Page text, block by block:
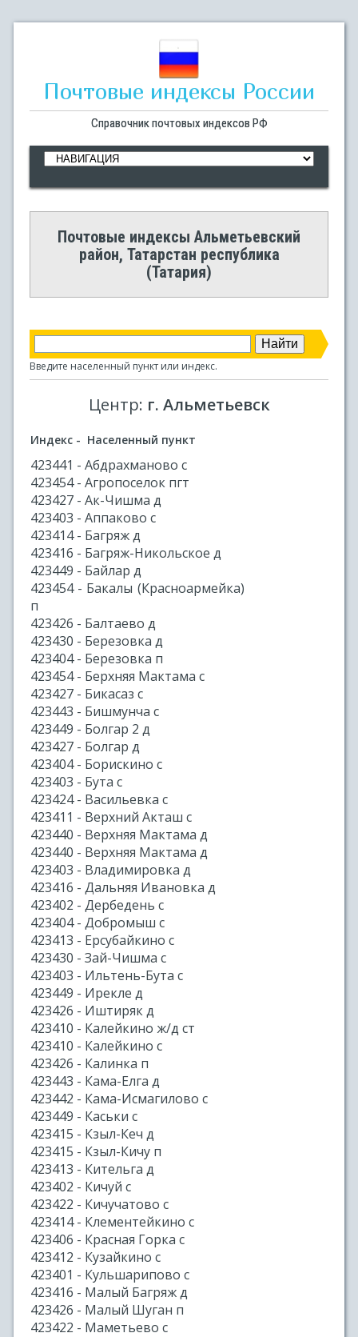
Почтовые индексы России
Справочник почтовых индексов РФ
Почтовые индексы Альметьевский
район, Татарстан республика
(Татария)
Введите населенный пункт или индекс.
Центр: г. Альметьевск
Индекс - Населенный пункт
423441 - Абдрахманово с
423454 - Агропоселок пгт
423427 - Ак-Чишма д
423403 - Аппаково с
423414 - Багряж д
423416 - Багряж-Никольское д
423449 - Байлар д
423454 - Бакалы (Красноармейка)
п
423426 - Балтаево д
423430 - Березовка д
423404 - Березовка п
423454 - Берхняя Мактама с
423427 - Бикасаз с
423443 - Бишмунча с
423449 - Болгар 2 д
423427 - Болгар д
423404 - Борискино с
423403 - Бута с
423424 - Васильевка с
423411 - Верхний Акташ с
423440 - Верхняя Мактама д
423440 - Верхняя Мактама д
423403 - Владимировка д
423416 - Дальняя Ивановка д
423402 - Дербедень с
423404 - Добромыш с
423413 - Ерсубайкино с
423430 - Зай-Чишма с
423403 - Ильтень-Бута с
423449 - Ирекле д
423426 - Иштиряк д
423410 - Калейкино ж/д ст
423410 - Калейкино с
423426 - Калинка п
423443 - Кама-Елга д
423442 - Кама-Исмагилово с
423449 - Каськи с
423415 - Кзыл-Кеч д
423415 - Кзыл-Кичу п
423413 - Кительга д
423402 - Кичуй с
423422 - Кичучатово с
423414 - Клементейкино с
423406 - Красная Горка с
423412 - Кузайкино с
423401 - Кульшарипово с
423416 - Малый Багряж д
423426 - Малый Шуган п
423422 - Маметьево с